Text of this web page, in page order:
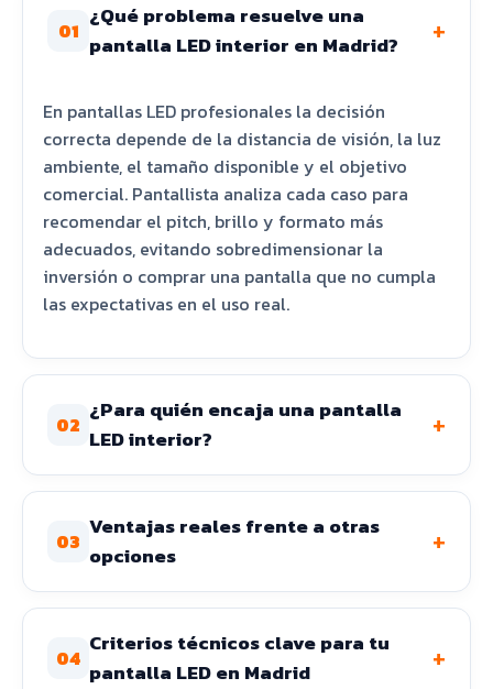
01
¿Qué problema resuelve una
pantalla LED interior en Madrid?
+
En pantallas LED profesionales la decisión
correcta depende de la distancia de visión, la luz
ambiente, el tamaño disponible y el objetivo
comercial. Pantallista analiza cada caso para
recomendar el pitch, brillo y formato más
adecuados, evitando sobredimensionar la
inversión o comprar una pantalla que no cumpla
las expectativas en el uso real.
02
¿Para quién encaja una pantalla
LED interior?
+
03
Ventajas reales frente a otras
opciones
+
04
Criterios técnicos clave para tu
pantalla LED en Madrid
+